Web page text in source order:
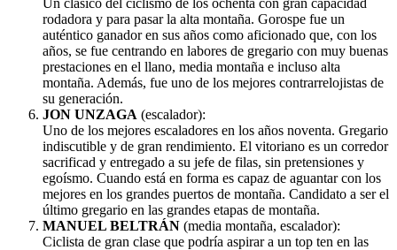
Un clásico del ciclismo de los ochenta con gran capacidad
rodadora y para pasar la alta montaña. Gorospe fue un
auténtico ganador en sus años como aficionado que, con los
años, se fue centrando en labores de gregario con muy buenas
prestaciones en el llano, media montaña e incluso alta
montaña. Además, fue uno de los mejores contrarrelojistas de
su generación.
JON UNZAGA (escalador):
Uno de los mejores escaladores en los años noventa. Gregario
indiscutible y de gran rendimiento. El vitoriano es un corredor
sacrificad y entregado a su jefe de filas, sin pretensiones y
egoísmo. Cuando está en forma es capaz de aguantar con los
mejores en los grandes puertos de montaña. Candidato a ser el
último gregario en las grandes etapas de montaña.
MANUEL BELTRÁN (media montaña, escalador):
Ciclista de gran clase que podría aspirar a un top ten en las